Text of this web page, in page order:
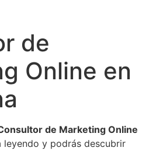
de
Online en
de Marketing Online
leyendo y podrás descubrir